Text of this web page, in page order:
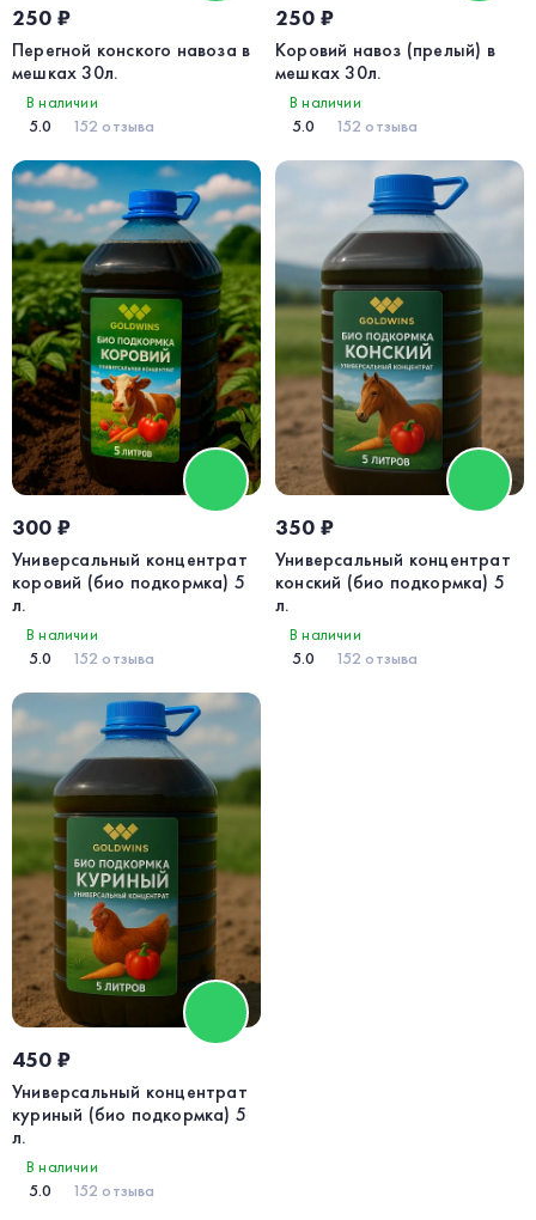
250 ₽
Перегной конского навоза в
мешках 30л.
В наличии
5.0
152 отзыва
250 ₽
Коровий навоз (прелый) в
мешках 30л.
В наличии
5.0
152 отзыва
300 ₽
Универсальный концентрат
коровий (био подкормка) 5
л.
В наличии
5.0
152 отзыва
350 ₽
Универсальный концентрат
конский (био подкормка) 5
л.
В наличии
5.0
152 отзыва
450 ₽
Универсальный концентрат
куриный (био подкормка) 5
л.
В наличии
5.0
152 отзыва